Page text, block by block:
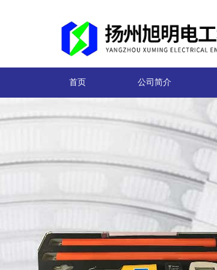
首页 公司简介